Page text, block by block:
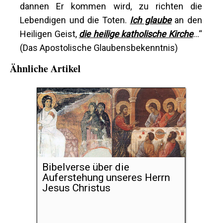
dannen Er kommen wird, zu richten die
Lebendigen und die Toten. Ich glaubean den
Heiligen Geist, die heilige katholische Kirche…“
(Das Apostolische Glaubensbekenntnis)
Ähnliche Artikel
Bibelverse über die
Auferstehung unseres Herrn
Jesus Christus